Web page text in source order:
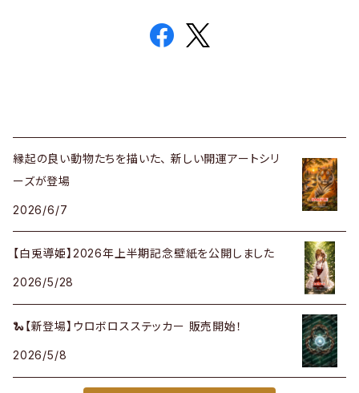
縁起の良い動物たちを描いた、 新しい開運アートシリ
ーズが登場
2026/6/7
【白兎導姫】2026年上半期記念壁紙を公開しました
2026/5/28
🐍【新登場】ウロボロスステッカー 販売開始！
2026/5/8